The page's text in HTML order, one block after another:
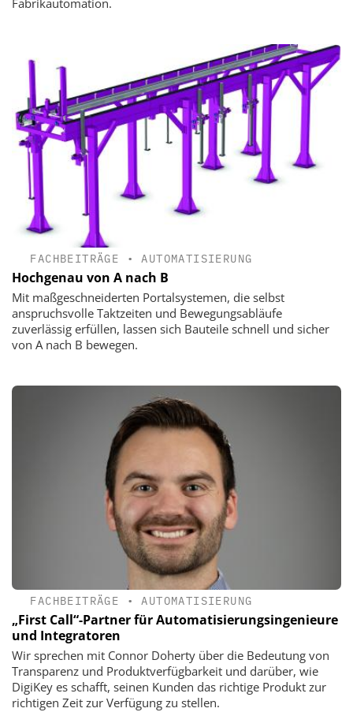
FACHBEITRÄGE •AUTOMATISIERUNG
Hochgenau von A nach B
Mit maßgeschneiderten Portalsystemen, die selbst
anspruchsvolle Taktzeiten und Bewegungsabläufe
zuverlässig erfüllen, lassen sich Bauteile schnell und sicher
von A nach B bewegen.
FACHBEITRÄGE •AUTOMATISIERUNG
„First Call“-Partner für ­Automatisierungsingenieure
und Integratoren
Wir sprechen mit Connor Doherty über die Bedeutung von
Transparenz und Produktverfügbarkeit und darüber, wie
DigiKey es schafft, seinen Kunden das richtige Produkt zur
richtigen Zeit zur Verfügung zu stellen.